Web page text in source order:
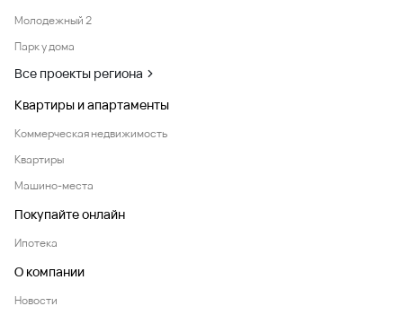
Молодежный 2
Парк у дома
Все проекты региона
Квартиры и апартаменты
Коммерческая недвижимость
Квартиры
Машино-места
Покупайте онлайн
Ипотека
О компании
Новости